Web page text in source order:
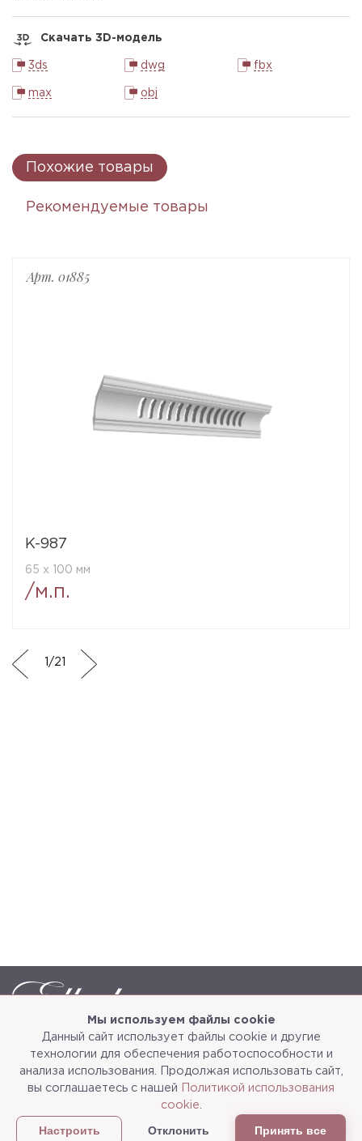
Мы используем файлы cookie
Данный сайт использует файлы cookie и другие
технологии для обеспечения работоспособности и
анализа использования. Продолжая использовать сайт,
вы соглашаетесь с нашей
Политикой использования
cookie
Настроить Отклонить Принять все
Скачать 3D-модель
3ds dwg fbx
max obj
Похожие товары
Рекомендуемые товары
Арт. 01885
K-987
65 x 100 мм
/м.п.
/21
Каталог О компании
3d-тур
Сотрудничество Доставка и упаковка